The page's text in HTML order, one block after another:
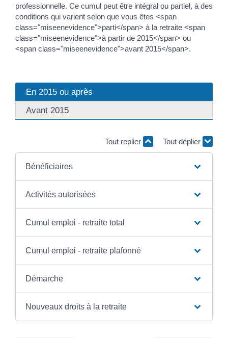
professionnelle. Ce cumul peut être intégral ou partiel, à des
conditions qui varient selon que vous êtes <span
class="miseenevidence">parti</span> à la retraite <span
class="miseenevidence">à partir de 2015</span> ou
<span class="miseenevidence">avant 2015</span>.
En 2015 ou après
Avant 2015
Tout replier Tout déplier
Bénéficiaires
Activités autorisées
Cumul emploi - retraite total
Cumul emploi - retraite plafonné
Démarche
Nouveaux droits à la retraite